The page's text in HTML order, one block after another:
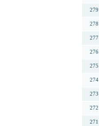
279
278
277
276
275
274
273
272
271